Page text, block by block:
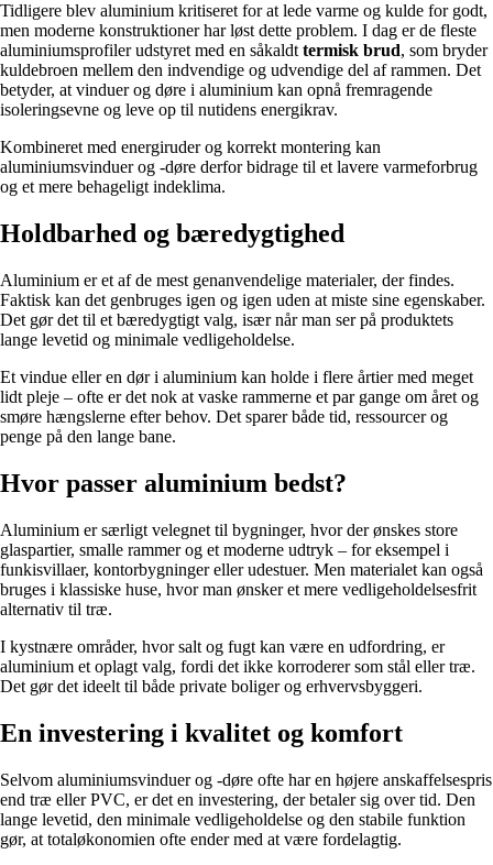
Tidligere blev aluminium kritiseret for at lede varme og kulde for godt,
men moderne konstruktioner har løst dette problem. I dag er de fleste
aluminiumsprofiler udstyret med en såkaldt termisk brud, som bryder
kuldebroen mellem den indvendige og udvendige del af rammen. Det
betyder, at vinduer og døre i aluminium kan opnå fremragende
isoleringsevne og leve op til nutidens energikrav.
Kombineret med energiruder og korrekt montering kan
aluminiumsvinduer og -døre derfor bidrage til et lavere varmeforbrug
og et mere behageligt indeklima.
Holdbarhed og bæredygtighed
Aluminium er et af de mest genanvendelige materialer, der findes.
Faktisk kan det genbruges igen og igen uden at miste sine egenskaber.
Det gør det til et bæredygtigt valg, især når man ser på produktets
lange levetid og minimale vedligeholdelse.
Et vindue eller en dør i aluminium kan holde i flere årtier med meget
lidt pleje – ofte er det nok at vaske rammerne et par gange om året og
smøre hængslerne efter behov. Det sparer både tid, ressourcer og
penge på den lange bane.
Hvor passer aluminium bedst?
Aluminium er særligt velegnet til bygninger, hvor der ønskes store
glaspartier, smalle rammer og et moderne udtryk – for eksempel i
funkisvillaer, kontorbygninger eller udestuer. Men materialet kan også
bruges i klassiske huse, hvor man ønsker et mere vedligeholdelsesfrit
alternativ til træ.
I kystnære områder, hvor salt og fugt kan være en udfordring, er
aluminium et oplagt valg, fordi det ikke korroderer som stål eller træ.
Det gør det ideelt til både private boliger og erhvervsbyggeri.
En investering i kvalitet og komfort
Selvom aluminiumsvinduer og -døre ofte har en højere anskaffelsespris
end træ eller PVC, er det en investering, der betaler sig over tid. Den
lange levetid, den minimale vedligeholdelse og den stabile funktion
gør, at totaløkonomien ofte ender med at være fordelagtig.